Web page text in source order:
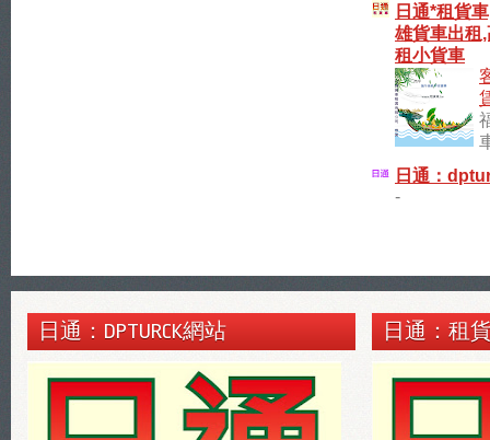
日通*租貨
雄貨車出租
租小貨車
日通：
-
日通：DPTURCK網站 日通：租